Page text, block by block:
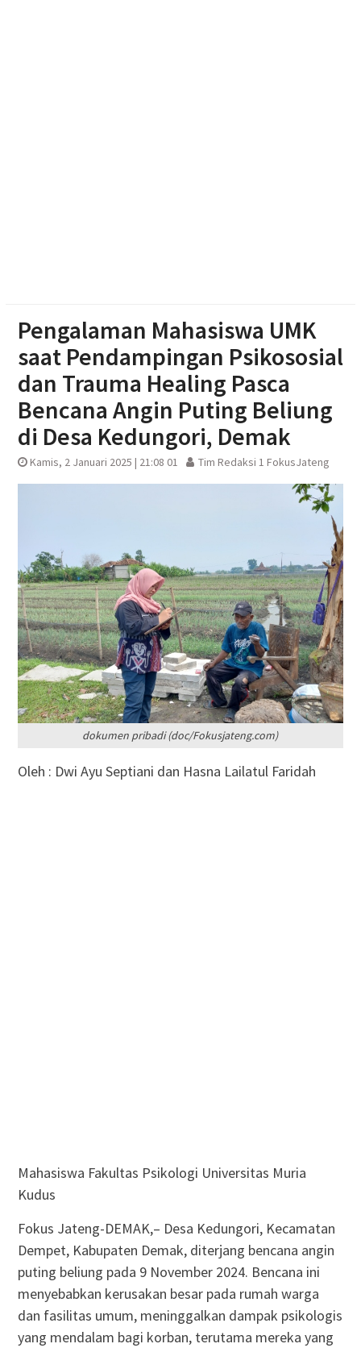
Pengalaman Mahasiswa UMK
saat Pendampingan Psikososial
dan Trauma Healing Pasca
Bencana Angin Puting Beliung
di Desa Kedungori, Demak
Kamis, 2 Januari 2025 | 21:08 01 Tim Redaksi 1 FokusJateng
dokumen pribadi (doc/Fokusjateng.com)
Oleh : Dwi Ayu Septiani dan Hasna Lailatul Faridah
Mahasiswa Fakultas Psikologi Universitas Muria
Kudus
Fokus Jateng-DEMAK,– Desa Kedungori, Kecamatan
Dempet, Kabupaten Demak, diterjang bencana angin
puting beliung pada 9 November 2024. Bencana ini
menyebabkan kerusakan besar pada rumah warga
dan fasilitas umum, meninggalkan dampak psikologis
yang mendalam bagi korban, terutama mereka yang